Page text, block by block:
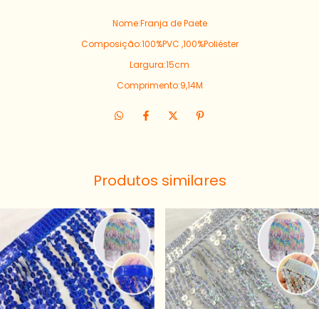
Nome:Franja de Paete
Composição:100%PVC ,100%Poliéster
Largura:15cm
Comprimento:9,14M
Produtos similares